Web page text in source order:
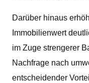
Darüber hinaus
Immobilienwert
im Zuge strengerer
Nachfrage nach
entscheidender